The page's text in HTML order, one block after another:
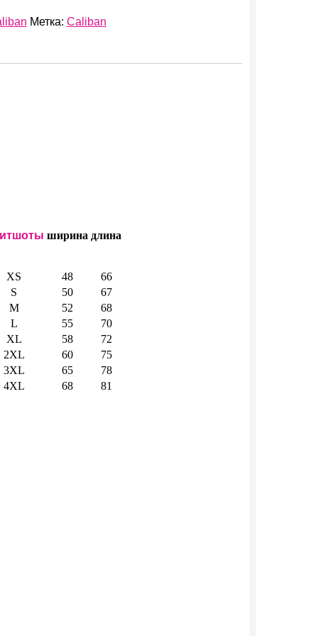
Метка: Caliban
ширина длина
XS 48
66
S
50
67
M
52
68
L
55
70
XL
58
72
2XL
60
75
3XL
65
78
4XL
68 81